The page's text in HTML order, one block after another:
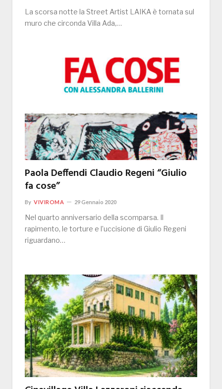
La scorsa notte la Street Artist LAIKA è tornata sul
muro che circonda Villa Ada,…
Paola Deffendi Claudio Regeni “Giulio
fa cose”
By VIVIROMA 29 Gennaio 2020
Nel quarto anniversario della scomparsa. Il
rapimento, le torture e l’uccisione di Giulio Regeni
riguardano…